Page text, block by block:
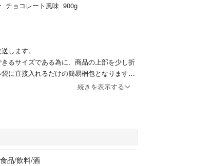
チョコレート風味 900g
します。
るサイズである為に、商品の上部を少し折
に直接入れるだけの簡易梱包となります。
ができる可能性がございます。続きを表示する
食品/飲料/酒